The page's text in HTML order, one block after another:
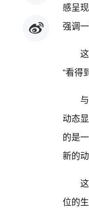
感呈
强调
“看得
动态
的是
新的
位的